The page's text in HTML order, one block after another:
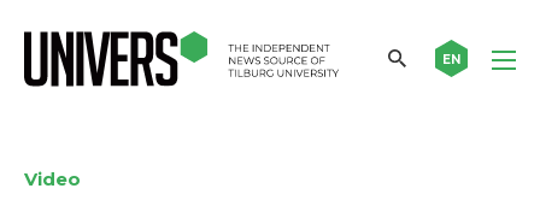
EN
Video